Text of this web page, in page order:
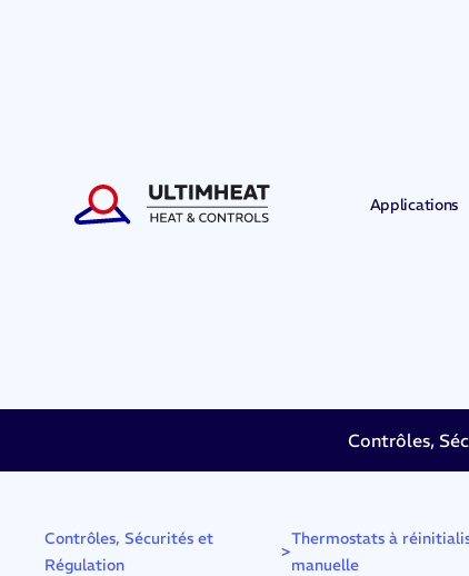
Applications
Contrôles,
Contrôles, Sécurités et
Régulation
>
Thermostats à
manuelle